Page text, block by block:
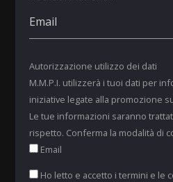
Autorizzazione utilizzo dei dati
M.M.P.I. utilizzerà i tuoi dati per
iniziative legate alla promozione
Le tue informazioni saranno
rispetto. Conferma la modalità di
Email
Ho letto e accetto i termini e le